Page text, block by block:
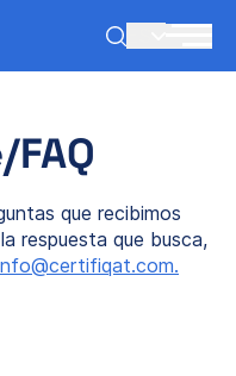
que recibimos
respuesta que busca,